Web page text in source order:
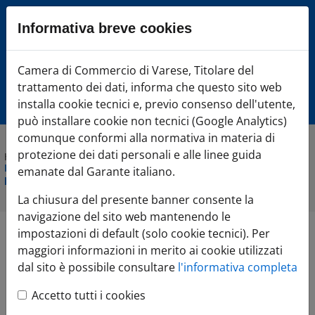
Sezione salto blocchi
Vai alla sezione dedicata alle informazioni correlate
Vai al footer
Camera di Commercio Varese
Home»Comunicazione»Agenda Eventi» IL VALORE
DELL'ECONOMIA SOCIALE - Dialoghi e alleanze tra profit e non
profit per l'inserimento lavorativo delle persone con disabilità
IL VALORE
DELL'ECONOMIA
Informativa breve cookies
Camera di Commercio di Varese, Titolare del
trattamento dei dati, informa che questo sito web
installa cookie tecnici e, previo consenso dell'utente,
può installare cookie non tecnici (Google Analytics)
comunque conformi alla normativa in materia di
protezione dei dati personali e alle linee guida
emanate dal Garante italiano.
La chiusura del presente banner consente la
navigazione del sito web mantenendo le
impostazioni di default (solo cookie tecnici). Per
maggiori informazioni in merito ai cookie utilizzati
dal sito è possibile consultare l'informativa completa
Accetto tutti i cookies